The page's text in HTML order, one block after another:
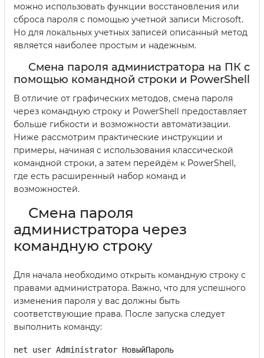
можно использовать функции восстановления или
сброса пароля с помощью учетной записи Microsoft.
Но для локальных учетных записей описанный метод
является наиболее простым и надежным.
Смена пароля администратора на ПК с
помощью командной строки и PowerShell
В отличие от графических методов, смена пароля
через командную строку и PowerShell предоставляет
больше гибкости и возможности автоматизации.
Ниже рассмотрим практические инструкции и
примеры, начиная с использования классической
командной строки, а затем перейдём к PowerShell,
где есть расширенный набор команд и
возможностей.
Смена пароля
администратора через
командную строку
Для начала необходимо открыть командную строку с
правами администратора. Важно, что для успешного
изменения пароля у вас должны быть
соответствующие права. После запуска следует
выполнить команду:
net user Administrator НовыйПароль